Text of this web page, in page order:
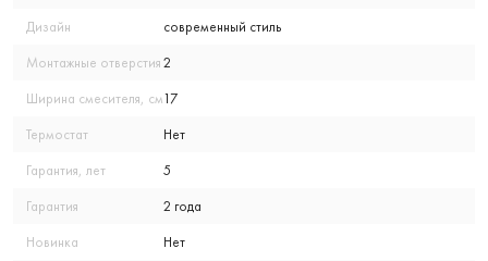
Дизайн современный стиль
Монтажные отверстия 2
Ширина смесителя, см17
Термостат Нет
Гарантия, лет 5
Гарантия 2 года
Новинка Нет